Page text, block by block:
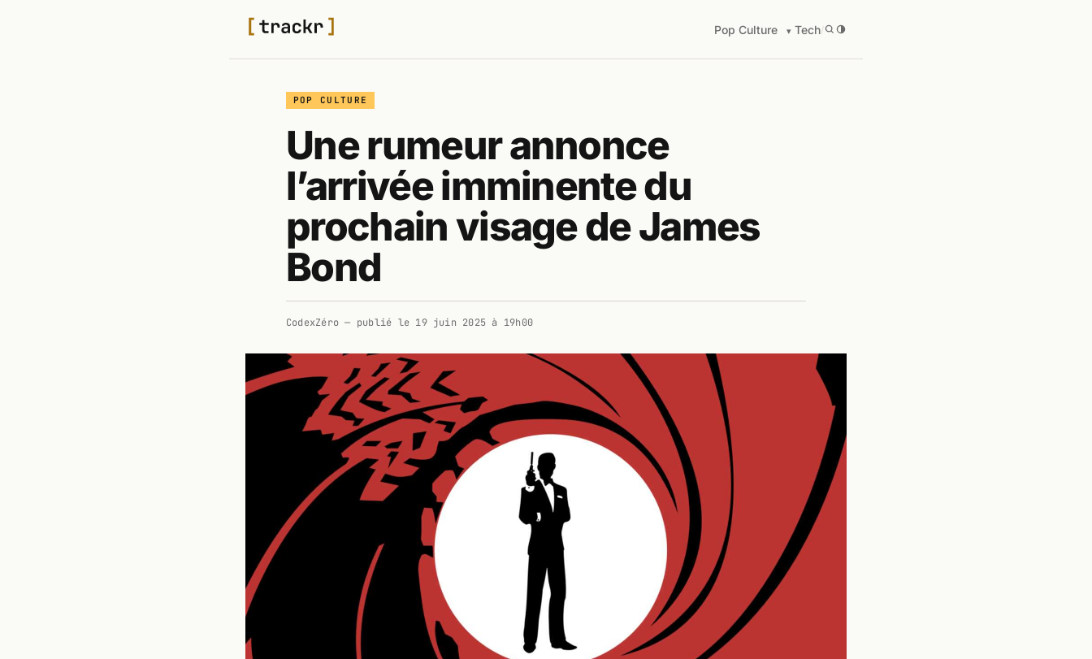
Pop Culture Tech/
POP CULTURE
Une rumeur annonce
l’arrivée imminente du
prochain visage de James
Bond
CodexZéro — publié le 19 juin 2025 à 19h00